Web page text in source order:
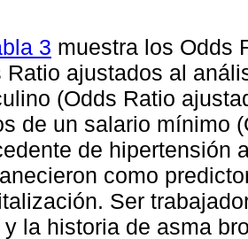
3 muestra los Odds
Ratio ajustados al
(Odds Ratio
de un salario mínimo
de hipertensión
como
Ser
y la historia de asma